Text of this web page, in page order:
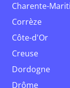
Charente-
Corrèze
Côte-d'Or
Creuse
Dordogne
Drôme